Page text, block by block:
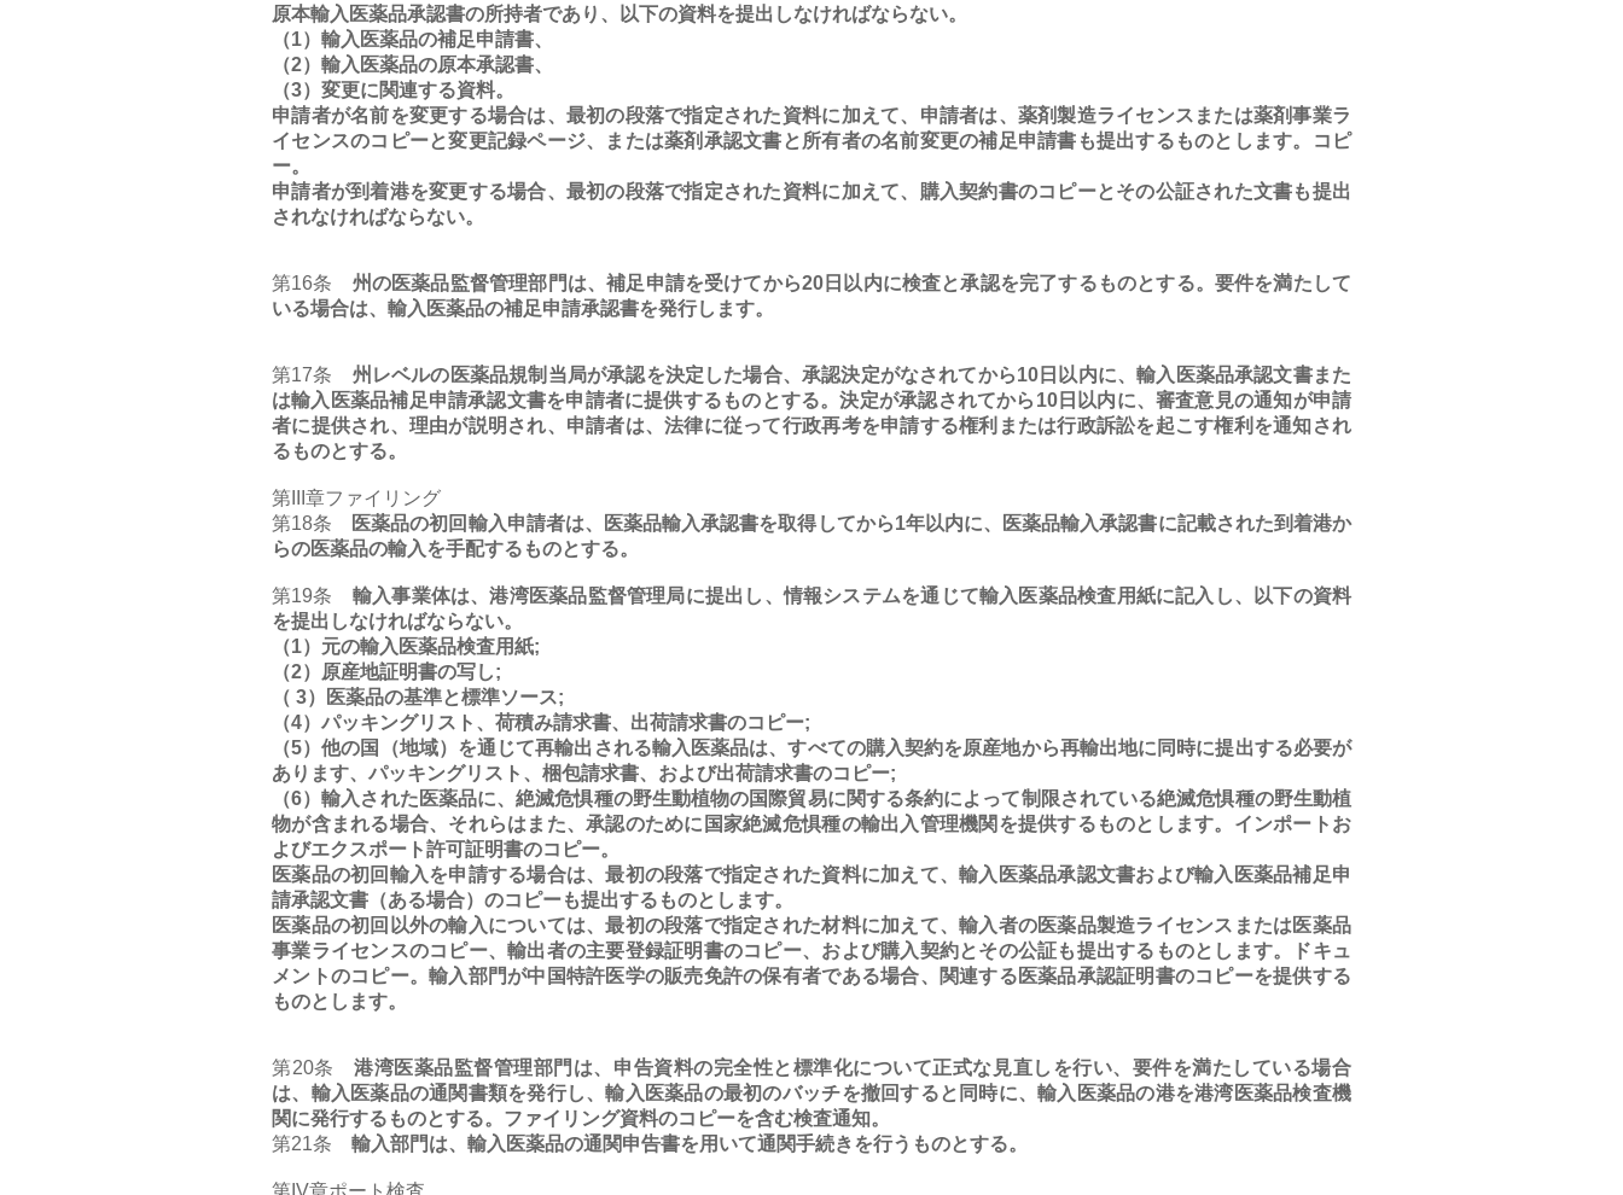
原本輸入医薬品承認書の所持者であり、以下の資料を提出しなければならない。
（1）輸入医薬品の補足申請書、
（2）輸入医薬品の原本承認書、
（3）変更に関連する資料。
申請者が名前を変更する場合は、最初の段落で指定された資料に加えて、申請者は、薬剤製造ライセンスまたは薬剤事業ラ
イセンスのコピーと変更記録ページ、または薬剤承認文書と所有者の名前変更の補足申請書も提出するものとします。コピ
ー。
申請者が到着港を変更する場合、最初の段落で指定された資料に加えて、購入契約書のコピーとその公証された文書も提出
されなければならない。
第16条 州の医薬品監督管理部門は、補足申請を受けてから20日以内に検査と承認を完了するものとする。要件を満たして
いる場合は、輸入医薬品の補足申請承認書を発行します。
第17条 州レベルの医薬品規制当局が承認を決定した場合、承認決定がなされてから10日以内に、輸入医薬品承認文書また
は輸入医薬品補足申請承認文書を申請者に提供するものとする。決定が承認されてから10日以内に、審査意見の通知が申請
者に提供され、理由が説明され、申請者は、法律に従って行政再考を申請する権利または行政訴訟を起こす権利を通知され
るものとする。
第III章ファイリング
第18条 医薬品の初回輸入申請者は、医薬品輸入承認書を取得してから1年以内に、医薬品輸入承認書に記載された到着港か
らの医薬品の輸入を手配するものとする。
第19条 輸入事業体は、港湾医薬品監督管理局に提出し、情報システムを通じて輸入医薬品検査用紙に記入し、以下の資料
を提出しなければならない。
（1）元の輸入医薬品検査用紙;
（2）原産地証明書の写し;
（ 3）医薬品の基準と標準ソース;
（4）パッキングリスト、荷積み請求書、出荷請求書のコピー;
（5）他の国（地域）を通じて再輸出される輸入医薬品は、すべての購入契約を原産地から再輸出地に同時に提出する必要が
あります、パッキングリスト、梱包請求書、および出荷請求書のコピー;
（6）輸入された医薬品に、絶滅危惧種の野生動植物の国際貿易に関する条約によって制限されている絶滅危惧種の野生動植
物が含まれる場合、それらはまた、承認のために国家絶滅危惧種の輸出入管理機関を提供するものとします。インポートお
よびエクスポート許可証明書のコピー。
医薬品の初回輸入を申請する場合は、最初の段落で指定された資料に加えて、輸入医薬品承認文書および輸入医薬品補足申
請承認文書（ある場合）のコピーも提出するものとします。
医薬品の初回以外の輸入については、最初の段落で指定された材料に加えて、輸入者の医薬品製造ライセンスまたは医薬品
事業ライセンスのコピー、輸出者の主要登録証明書のコピー、および購入契約とその公証も提出するものとします。ドキュ
メントのコピー。輸入部門が中国特許医学の販売免許の保有者である場合、関連する医薬品承認証明書のコピーを提供する
ものとします。
第20条 港湾医薬品監督管理部門は、申告資料の完全性と標準化について正式な見直しを行い、要件を満たしている場合
は、輸入医薬品の通関書類を発行し、輸入医薬品の最初のバッチを撤回すると同時に、輸入医薬品の港を港湾医薬品検査機
関に発行するものとする。ファイリング資料のコピーを含む検査通知。
第21条 輸入部門は、輸入医薬品の通関申告書を用いて通関手続きを行うものとする。
第IV章ポート検査